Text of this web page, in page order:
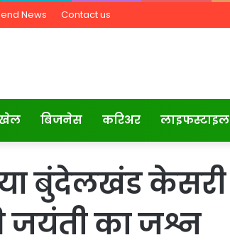
News Contact us
बिजनेस करिअर लाइफस्टाइल
बुंदेलखंड केसरी
जयंती का जश्न